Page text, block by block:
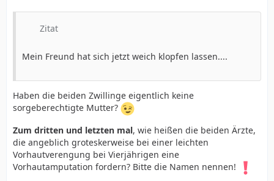
Zitat
Mein Freund hat sich jetzt weich klopfen lassen....
Haben die beiden Zwillinge eigentlich keine
sorgeberechtigte Mutter?
Zum dritten und letzten mal, wie heißen die beiden Ärzte,
die angeblich groteskerweise bei einer leichten
Vorhautverengung bei Vierjährigen eine
Vorhautamputation fordern? Bitte die Namen nennen!